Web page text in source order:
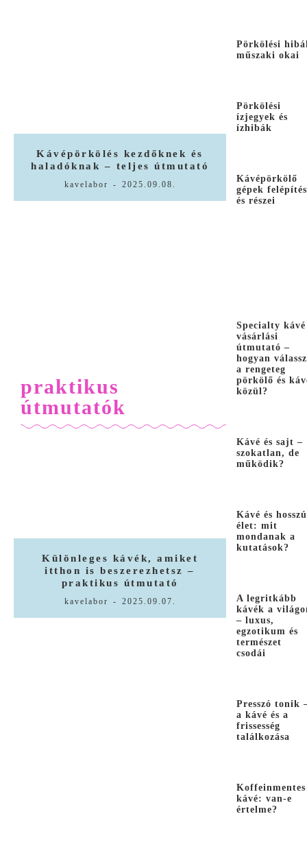
Kávépörkölés kezdőknek és
haladóknak – teljes útmutató
kavelabor - 2025.09.08.
praktikus
útmutatók
Különleges kávék, amiket
itthon is beszerezhetsz –
praktikus útmutató
kavelabor - 2025.09.07.
Pörkölési
műszaki okai
Pörkölési
ízjegyek és
ízhibák
Kávépörkölő
gépek
és részei
Specialty kávé
vásárlási
útmutató –
hogyan válassz
a rengeteg
pörkölő és
közül?
Kávé és sajt –
szokatlan, de
működik?
Kávé és hosszú
élet: mit
mondanak a
kutatások?
A legritkább
kávék a
– luxus,
egzotikum és
természet
csodái
Presszó tonik
a kávé és a
frissesség
találkozása
Koffeinmentes
kávé: van-e
értelme?